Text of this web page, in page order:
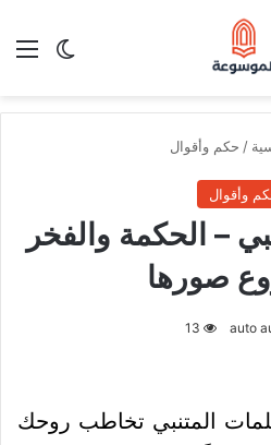
الوضع
/ حكم وأقوال
وأقوال
– الحكمة والفخر
صورها
auto
13
المتنبي تخاطب روحك